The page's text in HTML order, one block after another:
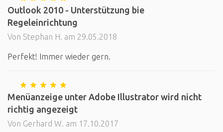
Outlook 2010 - Unterstützung bie
Regeleinrichtung
Von Stephan H. am 29.05.2018
Perfekt! Immer wieder gern.
Menüanzeige unter Adobe Illustrator wird nicht
richtig angezeigt
Von Gerhard W. am 17.10.2017